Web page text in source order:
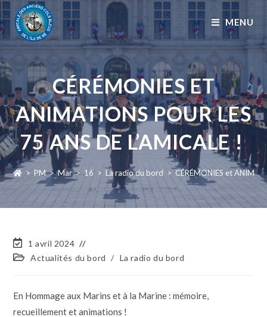
MENU
CÉRÉMONIES ET
ANIMATIONS POUR LES
75 ANS DE L’AMICALE !
> PM > Mar > 16 > La radio du bord > CÉRÉMONIES et
1 avril 2024
Actualités du bord
/ La radio du bord
En Hommage aux Marins et à la Marine : mémoire,
recueillement et animations !